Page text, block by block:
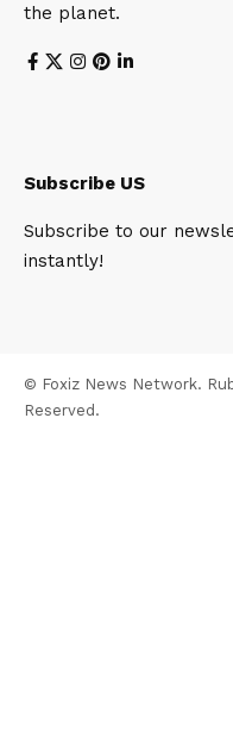
the planet.
Subscribe US
Subscribe to our
instantly!
© Foxiz News Network.
Reserved.